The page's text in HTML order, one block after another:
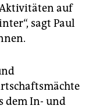
Aktivitäten auf
sagt Paul
dem In- und